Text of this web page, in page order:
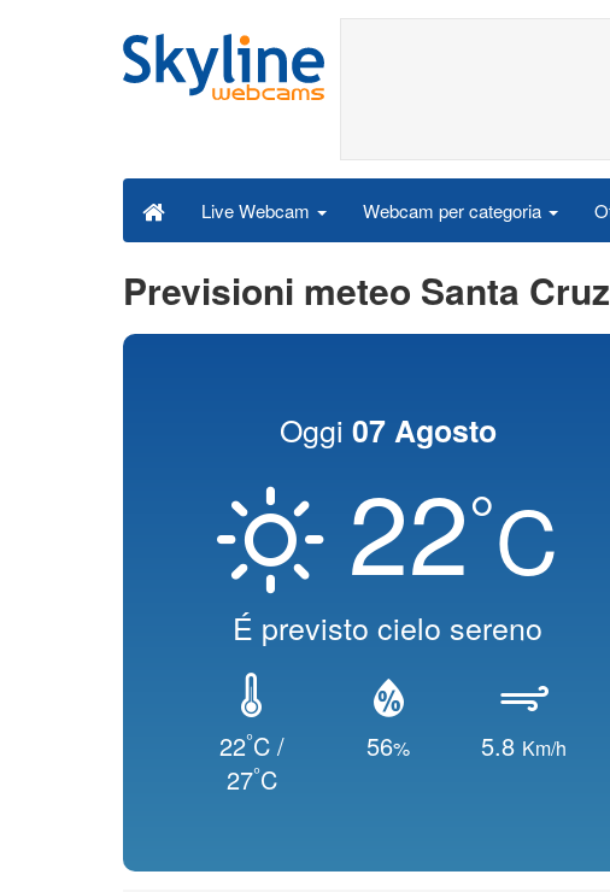
Live Webcam Webcam per categoria
Previsioni meteo Santa
Oggi 07 Agosto
22°C
É previsto cielo sereno
22°C /
27°C
56% 5.8 Km/h